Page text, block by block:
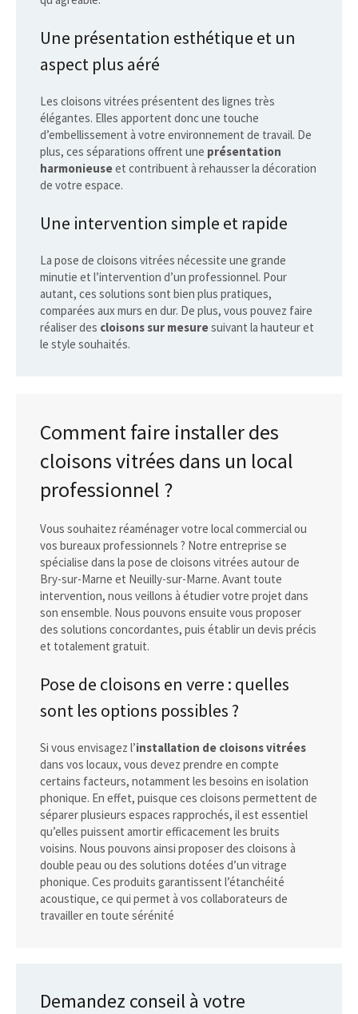
Une présentation esthétique et un
aspect plus aéré
Les cloisons vitrées présentent des lignes très
élégantes. Elles apportent donc une touche
d’embellissement à votre environnement de travail. De
plus, ces séparations offrent une présentation
harmonieuseet contribuent à rehausser la décoration
de votre espace.
Une intervention simple et rapide
La pose de cloisons vitrées nécessite une grande
minutie et l’intervention d’un professionnel. Pour
autant, ces solutions sont bien plus pratiques,
comparées aux murs en dur. De plus, vous pouvez faire
réaliser des cloisons sur mesuresuivant la hauteur et
le style souhaités.
Comment faire installer des
cloisons vitrées dans un local
professionnel ?
Vous souhaitez réaménager votre local commercial ou
vos bureaux professionnels ? Notre entreprise se
spécialise dans la pose de cloisons vitrées autour de
Bry-sur-Marne et Neuilly-sur-Marne. Avant toute
intervention, nous veillons à étudier votre projet dans
son ensemble. Nous pouvons ensuite vous proposer
des solutions concordantes, puis établir un devis précis
et totalement gratuit.
Pose de cloisons en verre : quelles
sont les options possibles ?
Si vous envisagez l’installation de cloisons vitrées
dans vos locaux, vous devez prendre en compte
certains facteurs, notamment les besoins en isolation
phonique. En effet, puisque ces cloisons permettent de
séparer plusieurs espaces rapprochés, il est essentiel
qu’elles puissent amortir efficacement les bruits
voisins. Nous pouvons ainsi proposer des cloisons à
double peau ou des solutions dotées d’un vitrage
phonique. Ces produits garantissent l’étanchéité
acoustique, ce qui permet à vos collaborateurs de
travailler en toute sérénité
Demandez conseil à votre